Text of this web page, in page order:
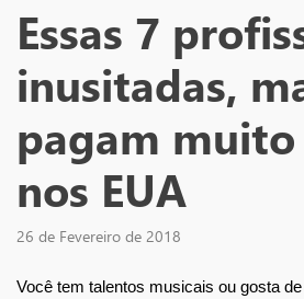
Essas 7
inusitadas,
pagam
nos EUA
26 de Fevereiro de 2018
Você tem talentos musicais ou gosta